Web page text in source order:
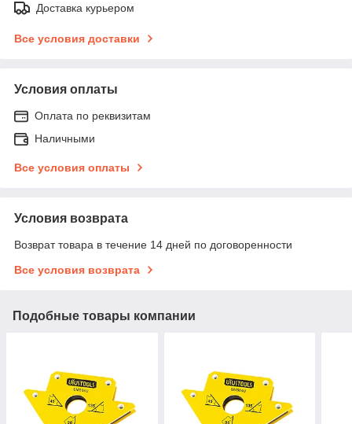
Доставка курьером
Все условия доставки
Условия оплаты
Оплата по реквизитам
Наличными
Все условия оплаты
Условия возврата
Возврат товара в течение 14 дней по договоренности
Все условия возврата
Подобные товары компании